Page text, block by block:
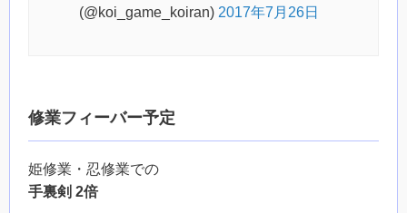
(@koi_game_koiran) 2017年7月26日
修業フィーバー予定
姫修業・忍修業での
手裏剣 2倍